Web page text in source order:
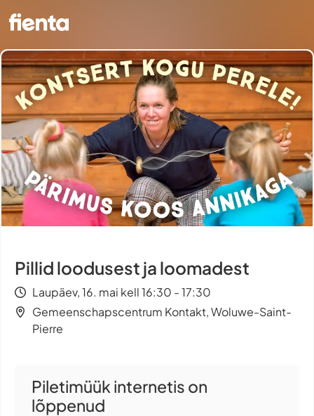
Pillid loodusest ja loomadest
Laupäev, 16. mai kell 16:30 - 17:30
Gemeenschapscentrum Kontakt, Woluwe-Saint-
Pierre
Piletimüük internetis on
lõppenud